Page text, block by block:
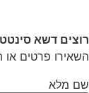
רוצים דשא
השאירו פרטים או
שם מלא